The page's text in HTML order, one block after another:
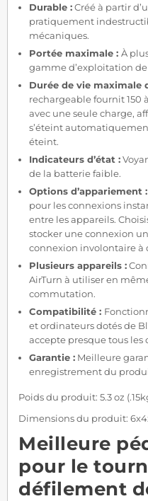
Durable :Créé à partir
pratiquement
mécaniques.
Portée maximale : À
gamme d’exploitation de
Durée de vie maximale
rechargeable fournit 150
avec une seule charge,
s’éteint
éteint.
Indicateurs d’état :
de la batterie faible.
Options d’appariement :
pour les connexions
entre les appareils.
stocker une connexion
connexion involontaire à
Plusieurs appareils :
AirTurn à utiliser en
commutation.
Compatibilité :
et ordinateurs dotés de
accepte presque tous
Garantie : Meilleure
enregistrement du
Poids du produit: 5.3 oz
Dimensions du produit:
Meilleure
pour le
défilement